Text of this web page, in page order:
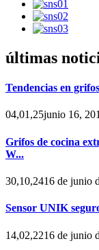
últimas
Tendencias en
04,01,25junio 16,
Grifos de cocina
W...
30,10,2416 de junio
Sensor UNIK
14,02,2216 de junio